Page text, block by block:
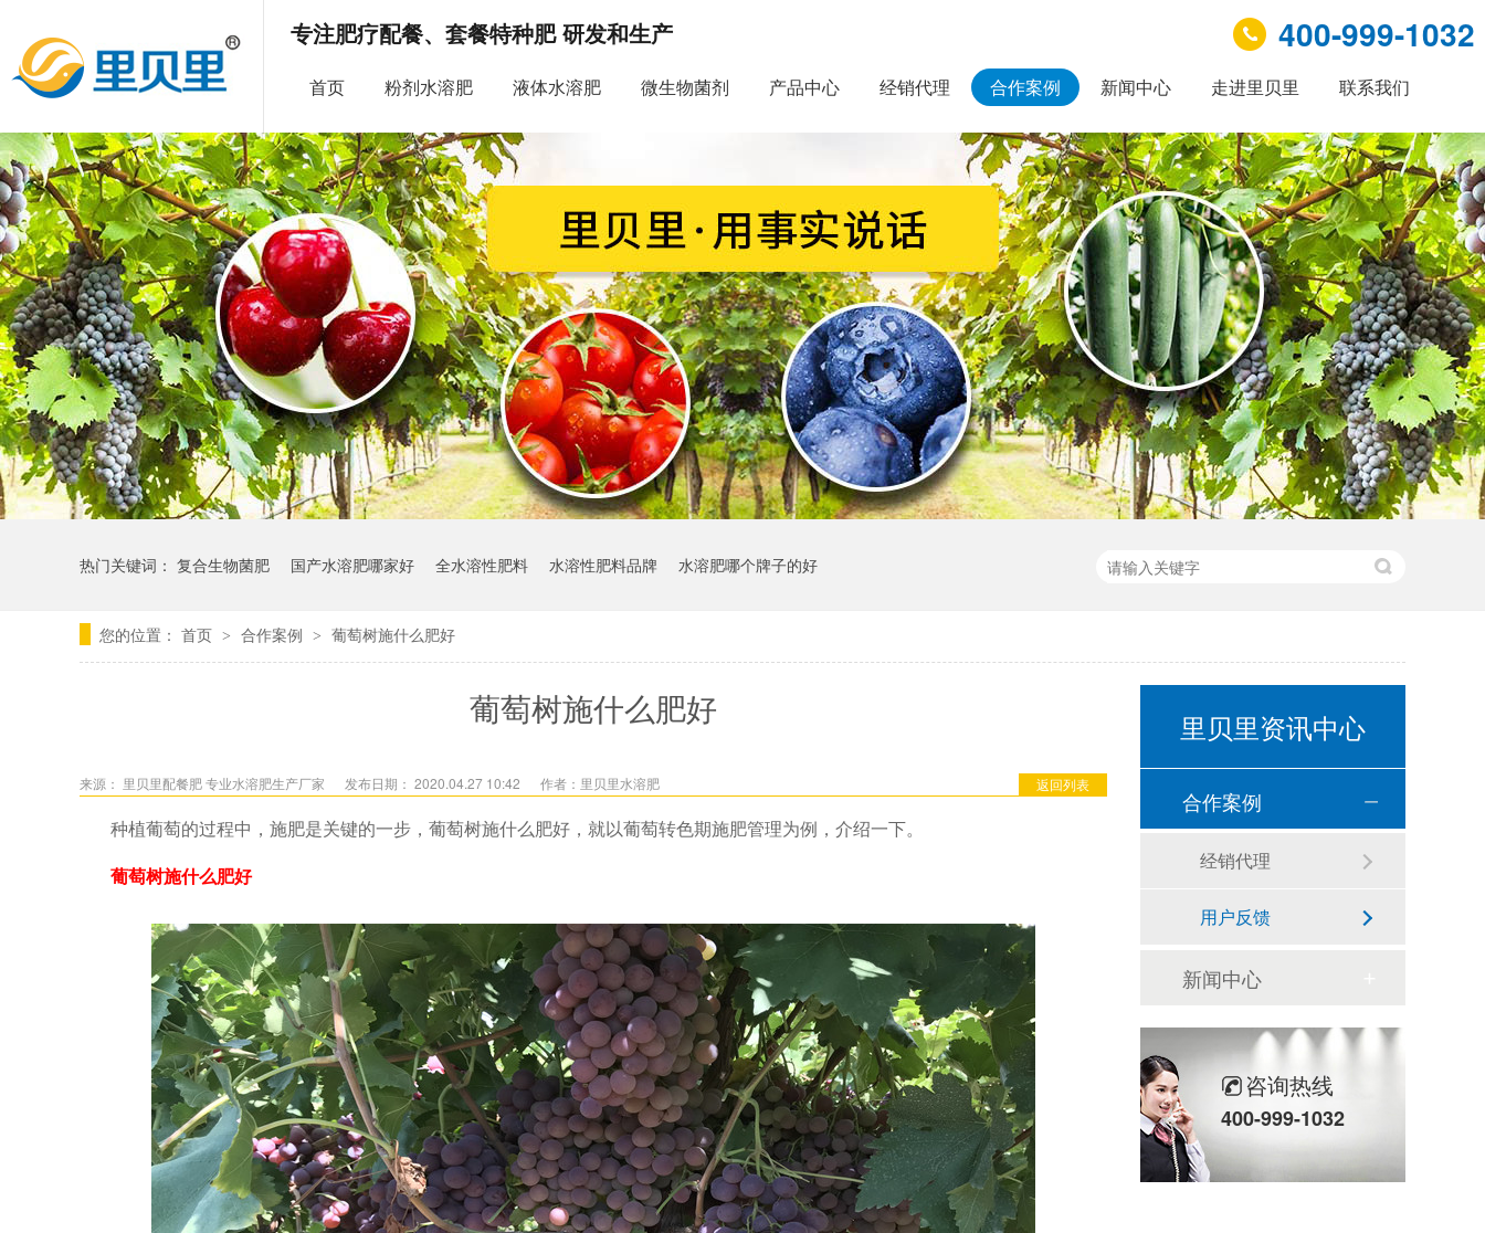
专注肥疗配餐、套餐特种肥 研发和生产 400-999-1032
首页 粉剂水溶肥 液体水溶肥 微生物菌剂 产品中心 经销代理 合作案例 新闻中心 走进里贝里 联系我们
热门关键词： 复合生物菌肥 国产水溶肥哪家好 全水溶性肥料 水溶性肥料品牌 水溶肥哪个牌子的好
您的位置： 首页 > 合作案例 > 葡萄树施什么肥好
葡萄树施什么肥好
返回列表
来源： 里贝里配餐肥 专业水溶肥生产厂家 发布日期： 2020.04.27 10:42 作者：里贝里水溶肥
种植葡萄的过程中，施肥是关键的一步，葡萄树施什么肥好，就以葡萄转色期施肥管理为例，介绍一下。
葡萄树施什么肥好
里贝里资讯中心
合作案例
经销代理
用户反馈
新闻中心
咨询热线
400-999-1032